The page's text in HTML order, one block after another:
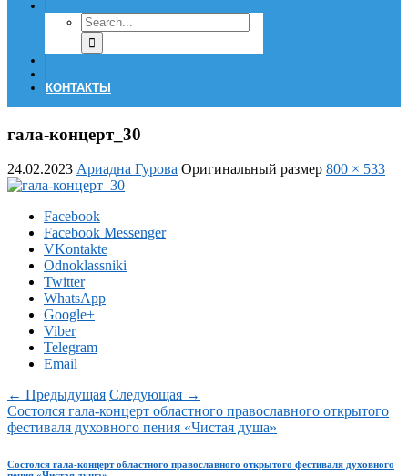
КОНТАКТЫ
гала-концерт_30
24.02.2023 Ариадна Гурова Оригинальный размер 800 × 533
Facebook
Facebook Messenger
VKontakte
Odnoklassniki
Twitter
WhatsApp
Google+
Viber
Telegram
Email
← Предыдущая Следующая →
Состолся гала-концерт областного православного открытого
фестиваля духовного пения «Чистая душа»
Состолся гала-концерт областного православного открытого фестиваля духовного